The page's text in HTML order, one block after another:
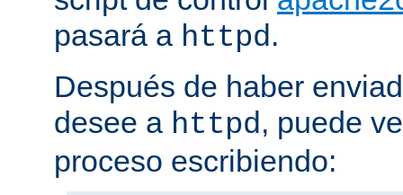
pasará a httpd.
Después de haber
desee a httpd, puede
proceso escribiendo: